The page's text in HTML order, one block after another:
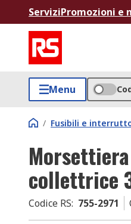
ServiziPromozioni e
Menu
/ Fusibili e
collettrice
Codice RS: 755-2971